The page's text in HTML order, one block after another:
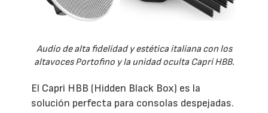
Audio de alta fidelidad y estética italiana con los
altavoces Portofino y la unidad oculta Capri HBB.
El Capri HBB (Hidden Black Box) es la
solución perfecta para consolas despejadas.